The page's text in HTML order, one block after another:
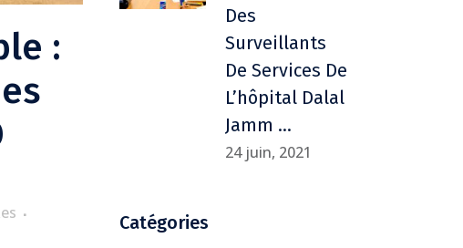
:
Des
Surveillants
De Services De
L’hôpital Dalal
Jamm …
24 juin, 2021
Catégories